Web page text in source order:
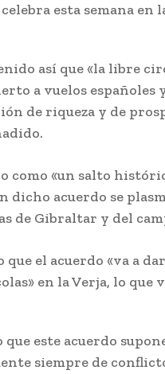
esta semana en
así que «la libre
a vuelos españoles
de riqueza y de
como «un salto
dicho acuerdo se
de Gibraltar y del
el acuerdo «va a
en la Verja, lo
este acuerdo
siempre de